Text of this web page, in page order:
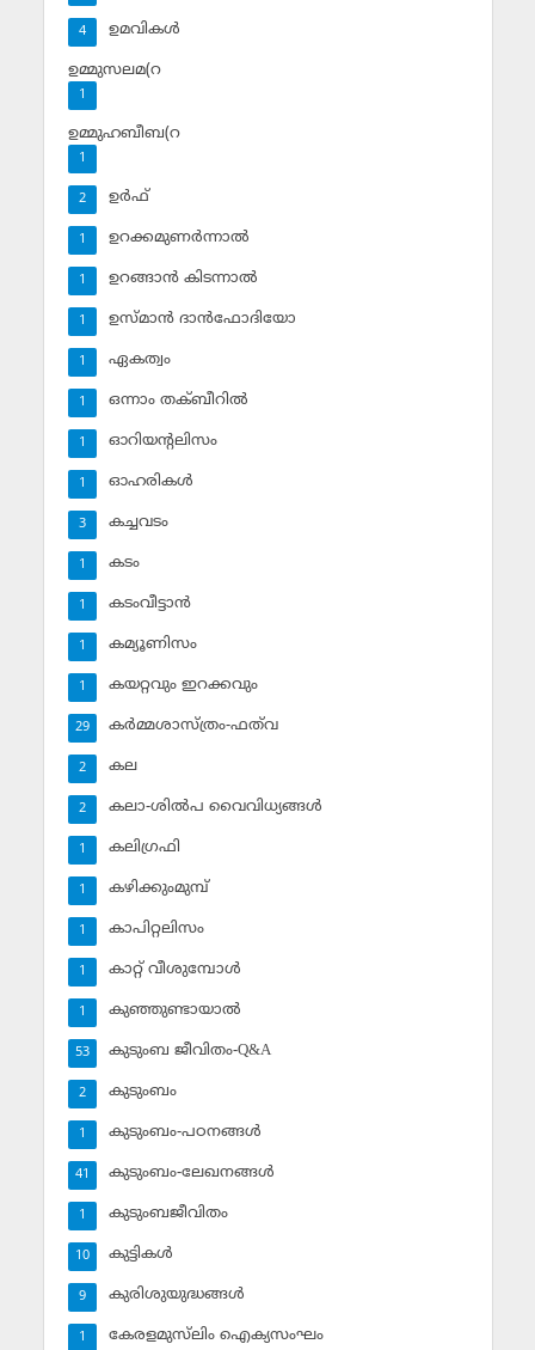
ഉമവികള്‍
4
ഉമ്മുസലമ(റ
1
ഉമ്മുഹബീബ(റ
1
ഉര്‍ഫ്
2
ഉറക്കമുണര്‍ന്നാല്‍
1
ഉറങ്ങാന്‍ കിടന്നാല്‍
1
ഉസ്മാന്‍ ദാന്‍ഫോദിയോ
1
ഏകത്വം
1
ഒന്നാം തക്ബീറില്‍
1
ഓറിയന്റലിസം
1
ഓഹരികള്‍
1
കച്ചവടം
3
കടം
1
കടംവീട്ടാന്‍
1
കമ്യൂണിസം
1
കയറ്റവും ഇറക്കവും
1
കര്‍മ്മശാസ്ത്രം-ഫത്‌വ
29
കല
2
കലാ-ശില്‍പ വൈവിധ്യങ്ങള്‍
2
കലിഗ്രഫി
1
കഴിക്കുംമുമ്പ്
1
കാപിറ്റലിസം
1
കാറ്റ് വീശുമ്പോള്‍
1
കുഞ്ഞുണ്ടായാല്‍
1
കുടുംബ ജീവിതം-Q&A
53
കുടുംബം
2
കുടുംബം-പഠനങ്ങള്‍
1
കുടുംബം-ലേഖനങ്ങള്‍
41
കുടുംബജീവിതം
1
കുട്ടികള്‍
10
കുരിശുയുദ്ധങ്ങള്‍
9
കേരളമുസ്‌ലിം ഐക്യസംഘം
1